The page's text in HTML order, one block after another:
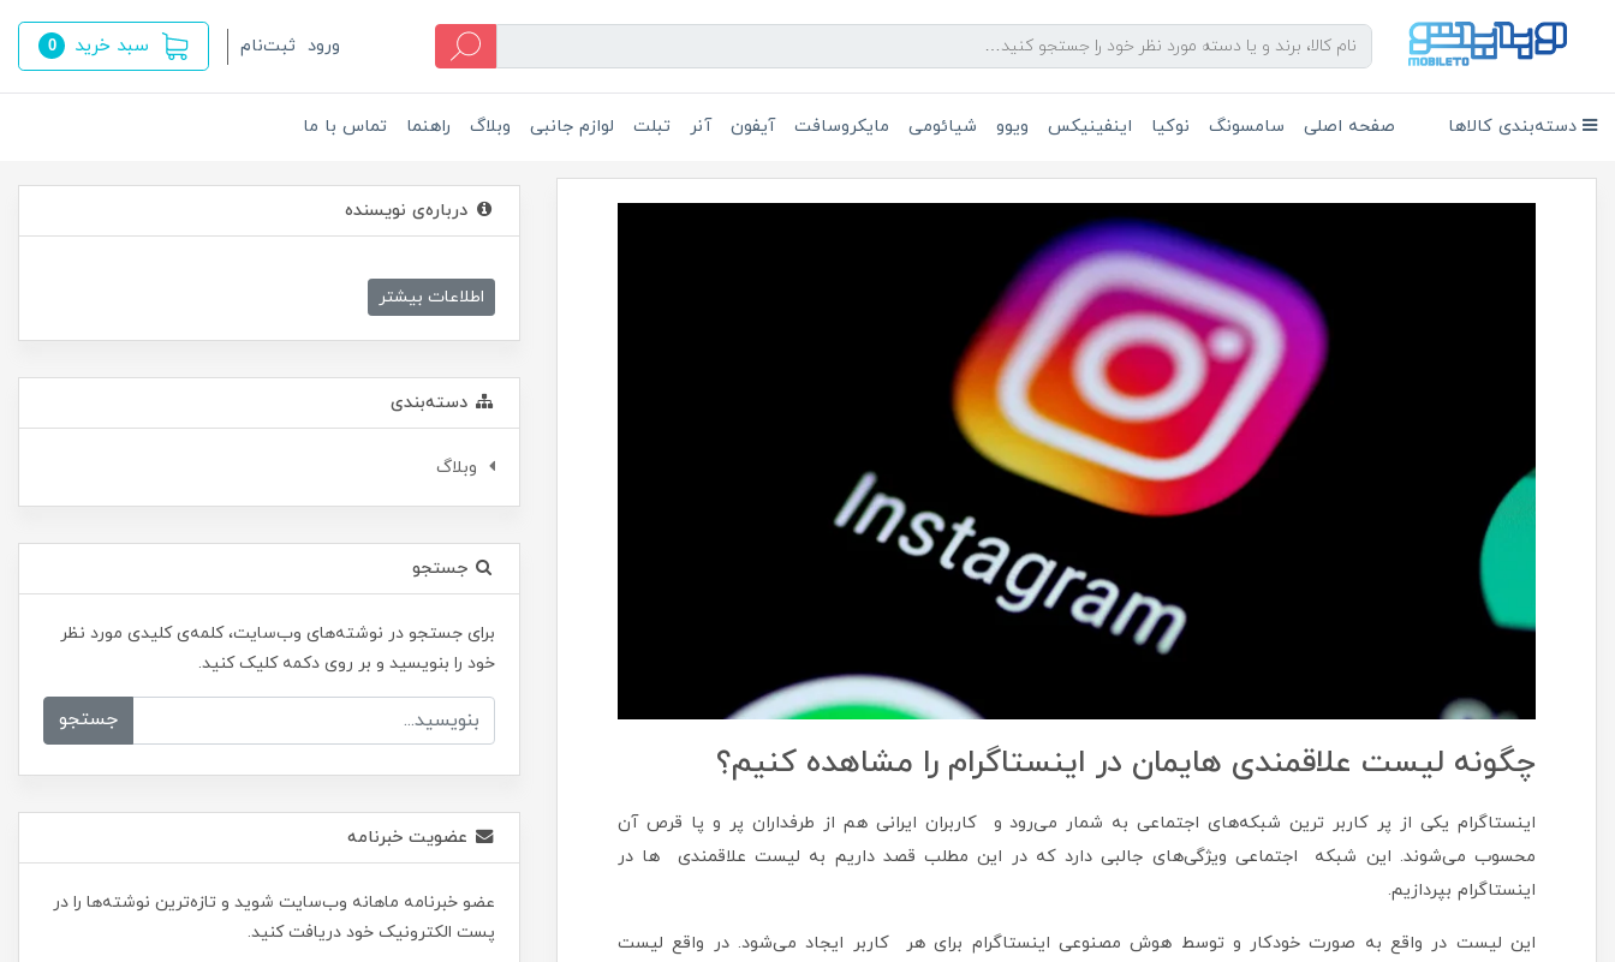
ورود ثبت‌نام سبد خرید 0
دسته‌بندی کالاها صفحه اصلی سامسونگ نوکیا اینفینیکس ویوو شیائومی مایکروسافت آیفون آنر تبلت لوازم جانبی وبلاگ راهنما تماس با ما
چگونه لیست علاقمندی هایمان در اینستاگرام را مشاهده کنیم؟
اینستاگرام یکی از پر کاربر ترین شبکه‌های اجتماعی به شمار می‌رود و کاربران ایرانی هم از طرفداران پر و پا قرص آن
محسوب می‌شوند. این شبکه اجتماعی ویژگی‌های جالبی دارد که در این مطلب قصد داریم به لیست علاقمندی ها در
اینستاگرام بپردازیم.
این لیست در واقع به صورت خودکار و توسط هوش مصنوعی اینستاگرام برای هر کاربر ایجاد می‌شود. در واقع لیست
درباره‌ی نویسنده
اطلاعات بیشتر
دسته‌بندی
وبلاگ
جستجو
برای جستجو در نوشته‌های وب‌سایت، کلمه‌ی کلیدی مورد نظر
خود را بنویسید و بر روی دکمه کلیک کنید.
جستجو
عضویت خبرنامه
عضو خبرنامه ماهانه وب‌سایت شوید و تازه‌ترین نوشته‌ها را در
پست الکترونیک خود دریافت کنید.